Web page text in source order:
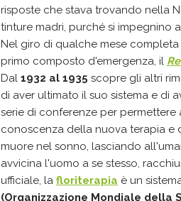
risposte che stava trovando nella
tinture madri, purché si impegnino
Nel giro di qualche mese completa
primo composto d'emergenza, il
Dal 1932 al 1935 scopre gli altri
di aver ultimato il suo sistema e di
serie di conferenze per
conoscenza della nuova terapia e
muore nel sonno, lasciando
avvicina l'uomo a se stesso,
ufficiale, la floriterapia è un
(Organizzazione Mondiale della